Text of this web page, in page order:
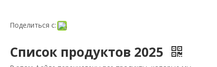
Поделиться с:
Список продуктов 2025